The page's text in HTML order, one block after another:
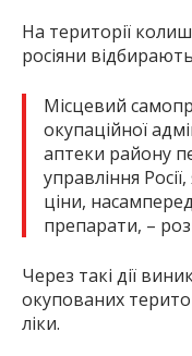
На території
росіяни
Місцевий
окупаційної
аптеки району
управління
ціни,
препарати, –
Через такі дії
окупованих
ліки.